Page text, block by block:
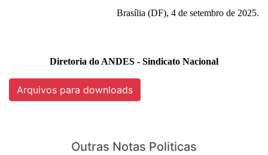
Brasília (DF), 4 de setembro de 2025.
Diretoria do ANDES - Sindicato Nacional
Arquivos para downloads
Outras Notas Politicas